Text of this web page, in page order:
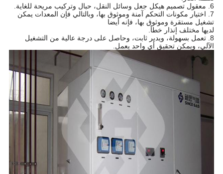
6. معقول تصميم هيكل جعل وسائل النقل، حبال وتركيب مريحة للغاية.
7. اختيار مكونات التحكم آمنة وموثوق بها، وبالتالي فإن المعدات يمكن
تشغيل مستقرة وموثوق بها، فإنه أيضا
لديها مختلف إنذار خطأ.
8. تعمل بسهولة، ويدير ثابت، وحاصل على درجة عالية من التشغيل
الآلي، ويمكن تحقيق أي واحد يعمل.